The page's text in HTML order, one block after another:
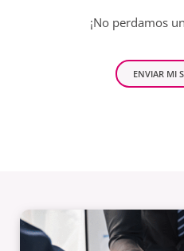
¡No perdamos
ENVIAR MI